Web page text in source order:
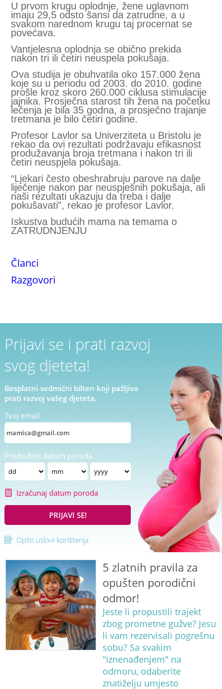
U prvom krugu oplodnje, žene uglavnom
imaju 29,5 odsto šansi da zatrudne, a u
svakom narednom krugu taj procernat se
povećava.
Vantjelesna oplodnja se obično prekida
nakon tri ili četiri neuspela pokušaja.
Ova studija je obuhvatila oko 157.000 žena
koje su u periodu od 2003. do 2010. godine
prošle kroz skoro 260.000 ciklusa stimulacije
jajnika. Prosječna starost tih žena na početku
lečenja je bila 35 godna, a prosječno trajanje
tretmana je bilo četiri godine.
Profesor Lavlor sa Univerziteta u Bristolu je
rekao da ovi rezultati podržavaju efikasnost
produžavanja broja tretmana i nakon tri ili
četiri neuspjela pokušaja.
“Ljekari često obeshrabruju parove na dalje
liječenje nakon par neuspješnih pokušaja, ali
naši rezultati ukazuju da treba i dalje
pokušavati”, rekao je profesor Lavlor.
Iskustva budućih mama na temama o
ZATRUDNJENJU
Članci
Razgovori
Prijavi se i prati razvoj
svog djeteta!
Besplatni sedmični bilten koji pažljivo
prati razvoj vašeg djeteta.
Tvoj email
Predviđeni datum poroda
Izračunaj datum poroda
PRIJAVI SE!
Opšti uslovi korištenja
5 zlatnih pravila za
opušten porodični
odmor!
Jeste li propustili trajekt
zbog prometne gužve? Jesu
li vam rezervisali pogrešnu
sobu? Sa svakim
"iznenađenjem" na
odmoru, odaberite
znatiželju umjesto